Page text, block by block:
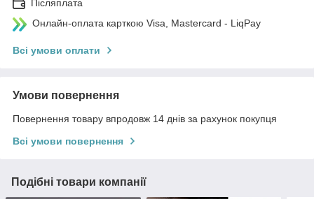
Післяплата
Онлайн-оплата карткою Visa, Mastercard - LiqPay
Всі умови оплати
Умови повернення
Повернення товару впродовж 14 днів за рахунок покупця
Всі умови повернення
Подібні товари компанії